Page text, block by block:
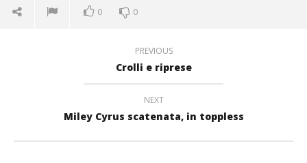
0 0
PREVIOUS
Crolli e riprese
NEXT
Miley Cyrus scatenata, in toppless